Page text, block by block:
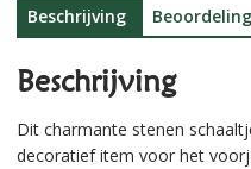
Beschrijving
Beschrijving
Dit charmante stenen
decoratief item voor het